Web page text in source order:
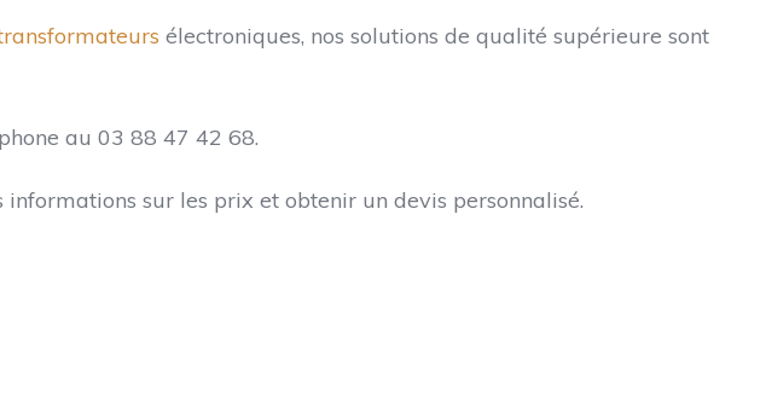
électroniques, nos solutions de qualité supérieure sont
au 03 88 47 42 68.
sur les prix et obtenir un devis personnalisé.